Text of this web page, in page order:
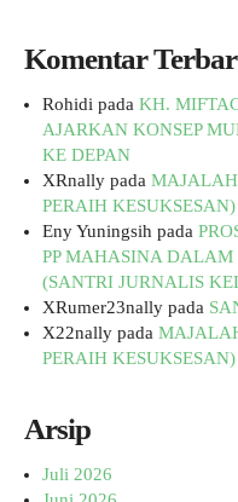
Komentar
Rohidi pada KH.
AJARKAN KONSEP
KE DEPAN
XRnally pada
PERAIH KESUKSESAN)
Eny Yuningsih pada
PP MAHASINA
(SANTRI JURNALIS
XRumer23nally pada
X22nally pada
PERAIH KESUKSESAN)
Arsip
Juli 2026